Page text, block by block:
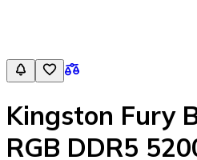
Kingston Fury
RGB DDR5